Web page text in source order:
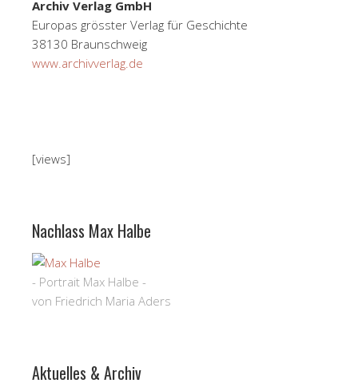
Archiv Verlag GmbH
Europas grösster Verlag für Geschichte
38130 Braunschweig
www.archivverlag.de
[views]
Nachlass Max Halbe
- Portrait Max Halbe -
von Friedrich Maria Aders
Aktuelles & Archiv